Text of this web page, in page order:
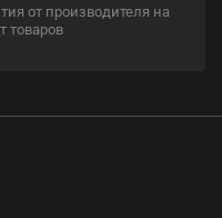
от производителя на
товаров